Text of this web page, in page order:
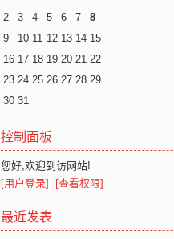
2
3 4 5 6 7
8
9
10 11 12 13 14 15
16 17 18 19 20 21 22
23 24 25 26 27 28 29
30 31
控制面板
您好,欢迎到访网站!
[用户登录]
[查看权限]
最近发表